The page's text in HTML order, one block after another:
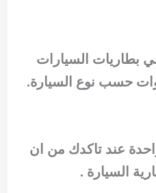
بطاريات السيارات
عند تاكدك من ان
السيارة .